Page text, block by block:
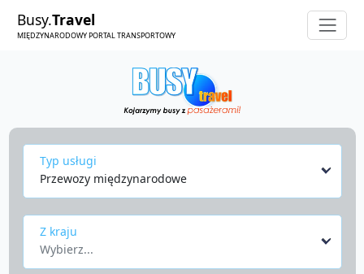
Busy.Travel
MIĘDZYNARODOWY PORTAL TRANSPORTOWY
Typ usługi
Przewozy międzynarodowe
Z kraju
Wybierz...